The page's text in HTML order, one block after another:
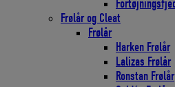
Frølår og Cleat
Frølår
Harken Frølår
Lalizas Frølår
Ronstan Frølår